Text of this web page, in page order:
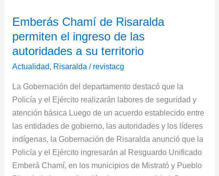
Emberás Chamí de Risaralda
permiten el ingreso de las
autoridades a su territorio
Actualidad, Risaralda / revistacg
La Gobernación del departamento destacó que la
Policía y el Ejército realizarán labores de seguridad y
atención básica Luego de un acuerdo establecido entre
las entidades de gobierno, las autoridades y los líderes
indígenas, la Gobernación de Risaralda anunció que la
Policía y el Ejército ingresarán al Resguardo Unificado
Emberá Chamí, en los municipios de Mistrató y Pueblo
Chamí
de
Risaralda
ingreso
de
las
autoridades
a
su
territorio